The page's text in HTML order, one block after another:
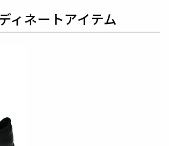
。
レーヨン26% ポリウレタン
ィネートアイテム